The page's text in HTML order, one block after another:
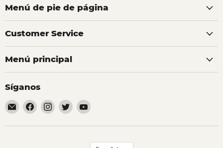
Menú de pie de página
Customer Service
Menú principal
Síganos
Encuéntrenos
en
Correo
Encuéntrenos
en
Facebook
Encuéntrenos
en
Instagram
Encuéntrenos
en
Twitter
Encuéntrenos
YouTube